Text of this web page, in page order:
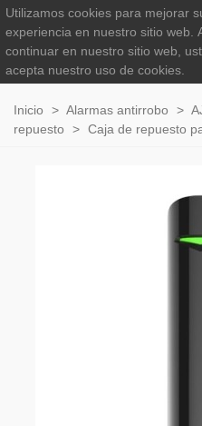
Inicio > Alarmas antirrobo >
repuesto
> Caja de repuesto
Utilizamos cookies para mejorar
experiencia en nuestro sitio web.
continuar en nuestro sitio web,
acepta nuestro uso de cookies.